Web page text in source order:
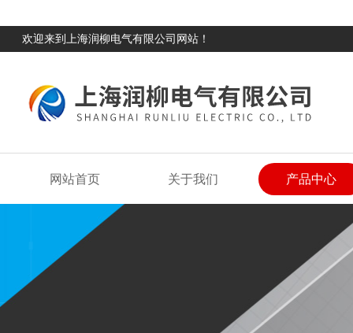
欢迎来到上海润柳电气有限公司网站！
网站首页 关于我们 产品中心